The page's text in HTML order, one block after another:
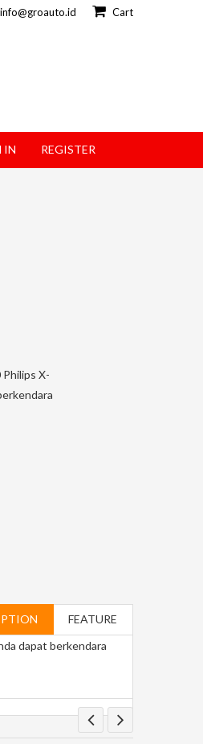
info@groauto.id Cart
IN REGISTER
X-
FEATURE
dapat berkendara